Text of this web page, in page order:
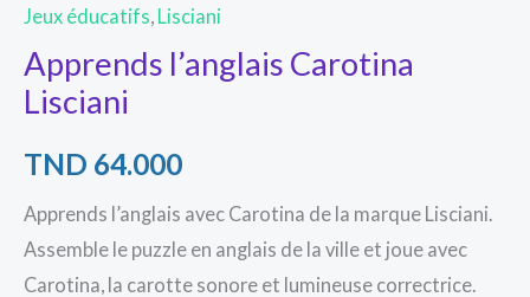
Jeux éducatifs, Lisciani
Apprends l’anglais Carotina
Lisciani
TND 64.000
Apprends l’anglais avec Carotina de la marque Lisciani.
Assemble le puzzle en anglais de la ville et joue avec
Carotina, la carotte sonore et lumineuse correctrice.